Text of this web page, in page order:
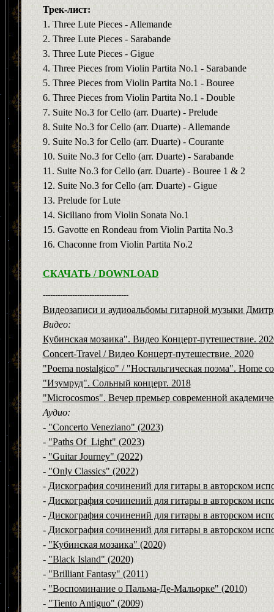
Трек-лист:
1. Three Lute Pieces - Allemande
2. Three Lute Pieces - Sarabande
3. Three Lute Pieces - Gigue
4. Three Pieces from Violin Partita No.1 - Sarabande
5. Three Pieces from Violin Partita No.1 - Bouree
6. Three Pieces from Violin Partita No.1 - Double
7. Suite No.3 for Cello (arr. Duarte) - Prelude
8. Suite No.3 for Cello (arr. Duarte) - Allemande
9. Suite No.3 for Cello (arr. Duarte) - Courante
10. Suite No.3 for Cello (arr. Duarte) - Sarabande
11. Suite No.3 for Cello (arr. Duarte) - Bouree 1 & 2
12. Suite No.3 for Cello (arr. Duarte) - Gigue
13. Prelude for Lute
14. Siciliano from Violin Sonata No.1
15. Gavotte en Rondeau from Violin Partita No.3
16. Chaconne from Violin Partita No.2
СКАЧАТЬ /DOWNLOAD
-----------------------------------
Видеозаписи и аудиоальбомы гитарной музыки
Видео:
Кубинская мозаика". Видео Концерт-путешествие.
Concert-Travel / Видео Концерт-путешествие. 2020
"Poema nostalgico" / "Ностальгическая поэма". Home
"Изумруд". Сольный концерт. 2018
"Microcosmos". Вечер премьер современной
Аудио:
- "Concerto Veneziano" (2023)
- "Paths Of_Light" (2023)
- "Guitar Journey" (2022)
- "Only Classics" (2022)
- Дискография сочинений для гитары в авторском
- Дискография сочинений для гитары в авторском
- Дискография сочинений для гитары в авторском
- Дискография сочинений для гитары в авторском
- "Кубинская мозаика" (2020)
- "Black Island" (2020)
- "Brilliant Fantasy" (2011)
- "Воспоминание о Пальма-Де-Мальорке" (2010)
- "Tiento Antiguo" (2009)